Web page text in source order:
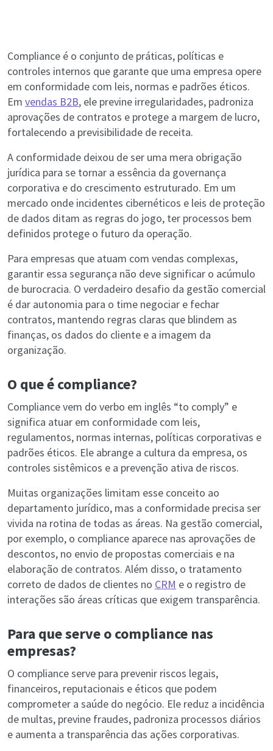
Compliance é o conjunto de práticas, políticas e
controles internos que garante que uma empresa opere
em conformidade com leis, normas e padrões éticos.
Em vendas B2B, ele previne irregularidades, padroniza
aprovações de contratos e protege a margem de lucro,
fortalecendo a previsibilidade de receita.
A conformidade deixou de ser uma mera obrigação
jurídica para se tornar a essência da governança
corporativa e do crescimento estruturado. Em um
mercado onde incidentes cibernéticos e leis de proteção
de dados ditam as regras do jogo, ter processos bem
definidos protege o futuro da operação.
Para empresas que atuam com vendas complexas,
garantir essa segurança não deve significar o acúmulo
de burocracia. O verdadeiro desafio da gestão comercial
é dar autonomia para o time negociar e fechar
contratos, mantendo regras claras que blindem as
finanças, os dados do cliente e a imagem da
organização.
O que é compliance?
Compliance vem do verbo em inglês “to comply” e
significa atuar em conformidade com leis,
regulamentos, normas internas, políticas corporativas e
padrões éticos. Ele abrange a cultura da empresa, os
controles sistêmicos e a prevenção ativa de riscos.
Muitas organizações limitam esse conceito ao
departamento jurídico, mas a conformidade precisa ser
vivida na rotina de todas as áreas. Na gestão comercial,
por exemplo, o compliance aparece nas aprovações de
descontos, no envio de propostas comerciais e na
elaboração de contratos. Além disso, o tratamento
correto de dados de clientes no CRM e o registro de
interações são áreas críticas que exigem transparência.
Para que serve o compliance nas
empresas?
O compliance serve para prevenir riscos legais,
financeiros, reputacionais e éticos que podem
comprometer a saúde do negócio. Ele reduz a incidência
de multas, previne fraudes, padroniza processos diários
e aumenta a transparência das ações corporativas.